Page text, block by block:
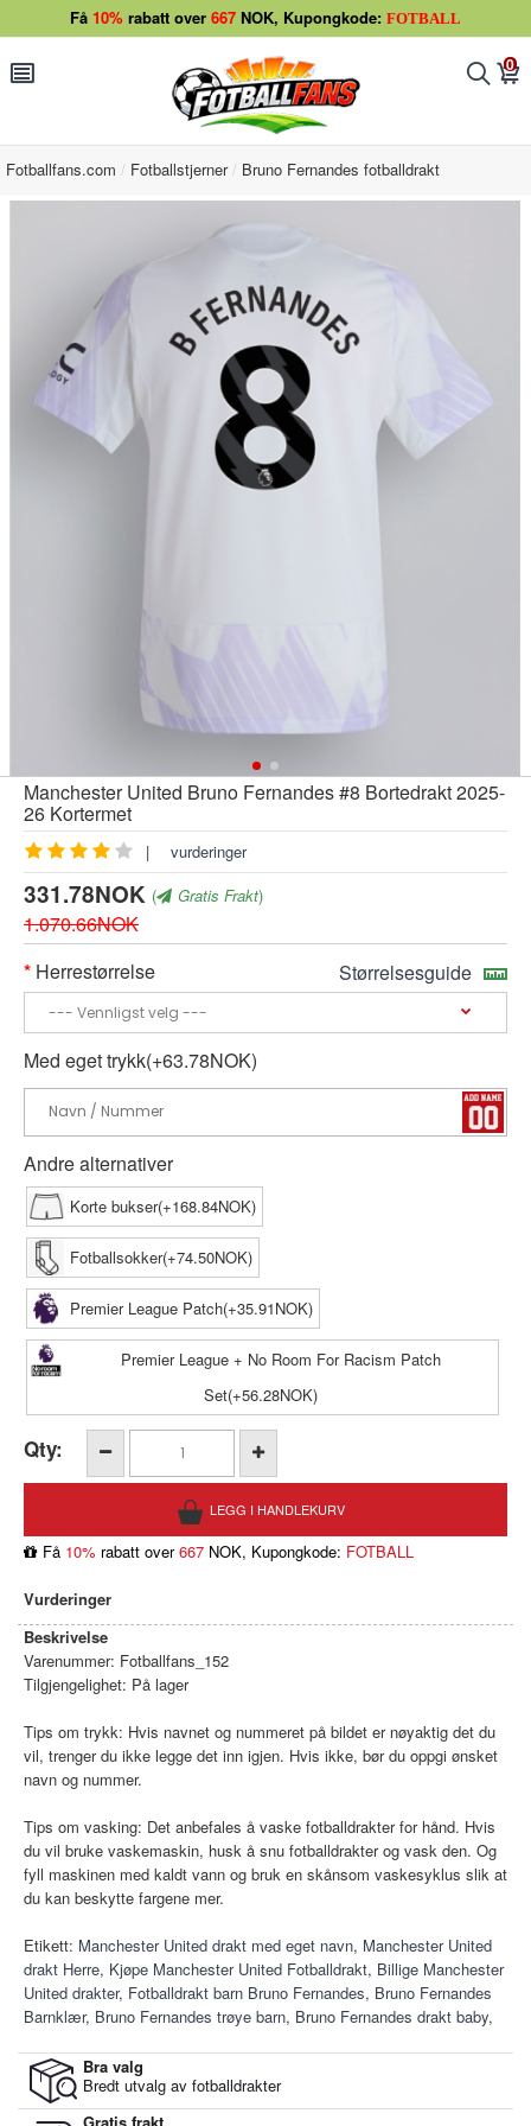
Få 10% rabatt over 667 NOK, Kupongkode: FOTBALL
󰂩 󰂨 0
󰃦
Fotballfans.com Fotballstjerner Bruno Fernandes fotballdrakt
Manchester United Bruno Fernandes #8 Bortedrakt 2025-
26 Kortermet
| vurderinger
331.78NOK ( Gratis Frakt)
1.070.66NOK
Herrestørrelse
Størrelsesguide
Med eget trykk(+63.78NOK)
Andre alternativer
Korte bukser(+168.84NOK)
Fotballsokker(+74.50NOK)
Premier League Patch(+35.91NOK)
Premier League + No Room For Racism Patch
Set(+56.28NOK)
Qty:
Få 10% rabatt over667 NOK, Kupongkode: FOTBALL
Vurderinger
Beskrivelse
Varenummer: Fotballfans_152
Tilgjengelighet: På lager
Tips om trykk: Hvis navnet og nummeret på bildet er nøyaktig det du
vil, trenger du ikke legge det inn igjen. Hvis ikke, bør du oppgi ønsket
navn og nummer.
Tips om vasking: Det anbefales å vaske fotballdrakter for hånd. Hvis
du vil bruke vaskemaskin, husk å snu fotballdrakter og vask den. Og
fyll maskinen med kaldt vann og bruk en skånsom vaskesyklus slik at
du kan beskytte fargene mer.
Etikett: Manchester United drakt med eget navn, Manchester United
drakt Herre, Kjøpe Manchester United Fotballdrakt, Billige Manchester
United drakter, Fotballdrakt barn Bruno Fernandes, Bruno Fernandes
Barnklær, Bruno Fernandes trøye barn, Bruno Fernandes drakt baby,
Bra valg
Bredt utvalg av fotballdrakter